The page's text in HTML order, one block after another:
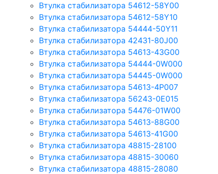
Втулка стабилизатора 54612-58Y00
Втулка стабилизатора 54612-58Y10
Втулка стабилизатора 54444-50Y11
Втулка стабилизатора 42431-80J00
Втулка стабилизатора 54613-43G00
Втулка стабилизатора 54444-0W000
Втулка стабилизатора 54445-0W000
Втулка стабилизатора 54613-4P007
Втулка стабилизатора 56243-0E015
Втулка стабилизатора 54476-01W00
Втулка стабилизатора 54613-88G00
Втулка стабилизатора 54613-41G00
Втулка стабилизатора 48815-28100
Втулка стабилизатора 48815-30060
Втулка стабилизатора 48815-28080